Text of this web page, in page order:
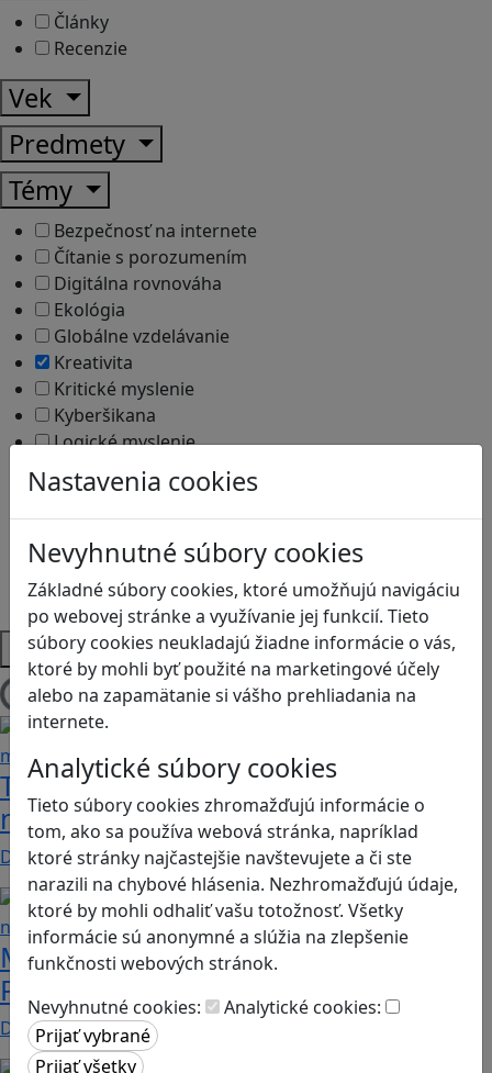
Nastavenia cookies
Nevyhnutné súbory cookies
Základné súbory cookies, ktoré umožňujú navigáciu
po webovej stránke a využívanie jej funkcií. Tieto
súbory cookies neukladajú žiadne informácie o vás,
ktoré by mohli byť použité na marketingové účely
alebo na zapamätanie si vášho prehliadania na
internete.
Analytické súbory cookies
Tieto súbory cookies zhromažďujú informácie o
tom, ako sa používa webová stránka, napríklad
ktoré stránky najčastejšie navštevujete a či ste
narazili na chybové hlásenia. Nezhromažďujú údaje,
ktoré by mohli odhaliť vašu totožnosť. Všetky
informácie sú anonymné a slúžia na zlepšenie
funkčnosti webových stránok.
Nevyhnutné cookies:
Analytické cookies:
Články
Recenzie
Vek
Predmety
Témy
Bezpečnosť na internete
Čítanie s porozumením
Digitálna rovnováha
Ekológia
Globálne vzdelávanie
Kreativita
Kritické myslenie
Kyberšikana
Logické myslenie
Ľudské práva a tolerancia
Motorika a koncentrácia
Programovanie/Technika
Sociálne zručnosti a kooperácia
Strategické myslenie
Zdravie a pohyb
Platformy
Načítam blogy
Tick Tock: A Tale for Tw‪o je hra s
netradičnou mechanikou spolupráce
Dvaja hráči simultánne lúštia bizarné logické…
Manažovanie je často o kreativite.
Podnietiť ju vedia aj niektoré hry
Dnes nie je problém nájsť takmer ľubovoľnú tému,…